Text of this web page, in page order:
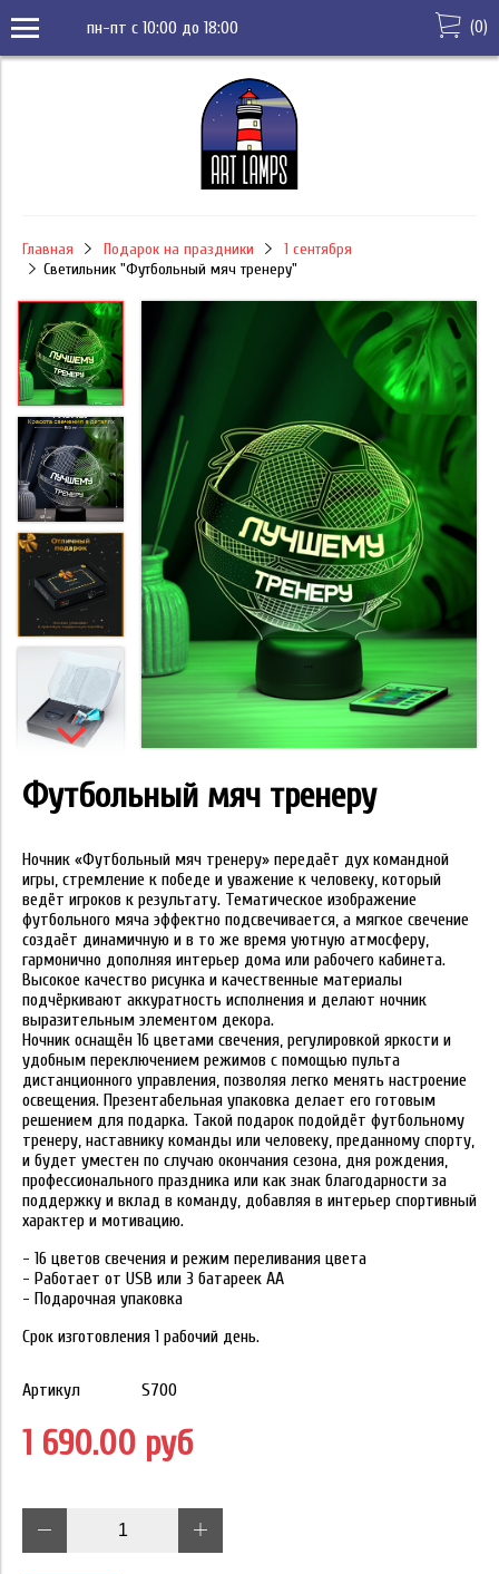
пн-пт с 10:00 до 18:00 (0)
Главная Подарок на праздники
1 сентября
Светильник "Футбольный мяч тренеру"
Футбольный мяч тренеру
Ночник «Футбольный мяч тренеру» передаёт дух командной
игры, стремление к победе и уважение к человеку, который
ведёт игроков к результату. Тематическое изображение
футбольного мяча эффектно подсвечивается, а мягкое свечение
создаёт динамичную и в то же время уютную атмосферу,
гармонично дополняя интерьер дома или рабочего кабинета.
Высокое качество рисунка и качественные материалы
подчёркивают аккуратность исполнения и делают ночник
выразительным элементом декора.
Ночник оснащён 16 цветами свечения, регулировкой яркости и
удобным переключением режимов с помощью пульта
дистанционного управления, позволяя легко менять настроение
освещения. Презентабельная упаковка делает его готовым
решением для подарка. Такой подарок подойдёт футбольному
тренеру, наставнику команды или человеку, преданному спорту,
и будет уместен по случаю окончания сезона, дня рождения,
профессионального праздника или как знак благодарности за
поддержку и вклад в команду, добавляя в интерьер спортивный
характер и мотивацию.
- 16 цветов свечения и режим переливания цвета
- Работает от USB или 3 батареек АА
- Подарочная упаковка
Срок изготовления 1 рабочий день.
Артикул S700
1 690.00 руб